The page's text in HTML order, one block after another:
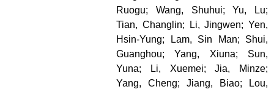
Ruogu; Wang, Shuhui; Yu, Lu;
Tian, Changlin; Li, Jingwen; Yen,
Hsin-Yung; Lam, Sin Man; Shui,
Guanghou; Yang, Xiuna; Sun,
Yuna; Li, Xuemei; Jia, Minze;
Yang, Cheng; Jiang, Biao; Lou,